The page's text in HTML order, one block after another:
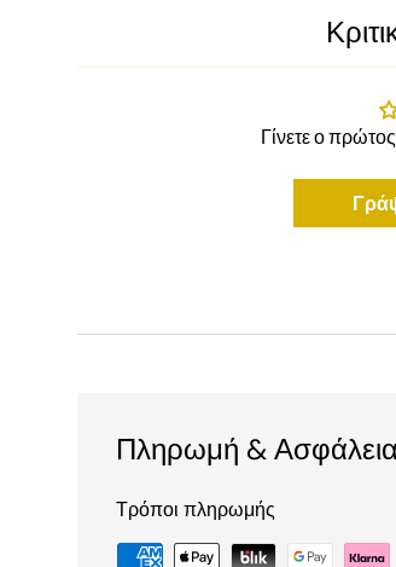
Γίνετε ο
Πληρωμή & Ασφάλεια
Τρόποι πληρωμής